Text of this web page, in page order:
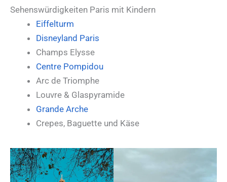
Sehenswürdigkeiten Paris mit Kindern
Eiffelturm
Disneyland Paris
Champs Elysse
Centre Pompidou
Arc de Triomphe
Louvre & Glaspyramide
Grande Arche
Crepes, Baguette und Käse